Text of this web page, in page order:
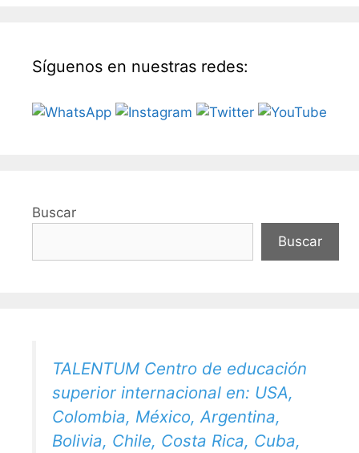
Síguenos en nuestras redes:
Buscar
Buscar
TALENTUM Centro de educación
superior internacional en: USA,
Colombia, México, Argentina,
Bolivia, Chile, Costa Rica, Cuba,